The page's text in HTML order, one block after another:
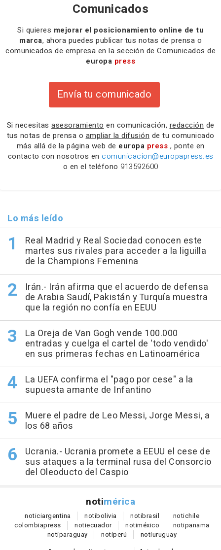
Comunicados
Si quieres mejorar el posicionamiento online de tu
marca, ahora puedes publicar tus notas de prensa o
comunicados de empresa en la sección de Comunicados de
europa press
Envía tu comunicado
Si necesitas asesoramiento en comunicación, redacción de
tus notas de prensa o ampliar la difusión de tu comunicado
más allá de la página web de europa press , ponte en
contacto con nosotros en comunicacion@europapress.es
o en el teléfono 913592600
Lo más leído
Real Madrid y Real Sociedad conocen este
martes sus rivales para acceder a la liguilla
de la Champions Femenina
Irán.- Irán afirma que el acuerdo de defensa
de Arabia Saudí, Pakistán y Turquía muestra
que la región no confía en EEUU
La Oreja de Van Gogh vende 100.000
entradas y cuelga el cartel de 'todo vendido'
en sus primeras fechas en Latinoamérica
La UEFA confirma el "pago por cese" a la
supuesta amante de Infantino
Muere el padre de Leo Messi, Jorge Messi, a
los 68 años
Ucrania.- Ucrania promete a EEUU el cese de
sus ataques a la terminal rusa del Consorcio
del Oleoducto del Caspio
notimérica
noticiargentina notibolivia notibrasil notichile
colombiapress notiecuador notiméxico notipanama
notiparaguay notiperú notiuruguay